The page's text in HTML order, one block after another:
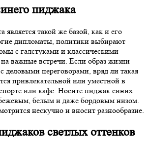
пиджака
является такой же базой, как и его
дипломаты, политики выбирают
с галстуками и классическими
важные встречи. Если образ жизни
деловыми переговорами, вряд ли такая
привлекательной или уместной в
или кафе. Носите пиджак синих
белым и даже бордовым низом.
нескучно и вносит разнообразие.
светлых оттенков